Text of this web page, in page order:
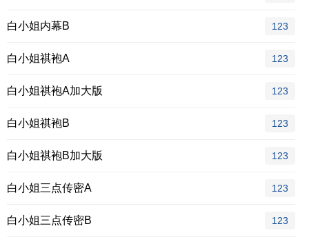
白小姐内幕B 123
白小姐祺袍A 123
白小姐祺袍A加大版 123
白小姐祺袍B 123
白小姐祺袍B加大版 123
白小姐三点传密A 123
白小姐三点传密B 123